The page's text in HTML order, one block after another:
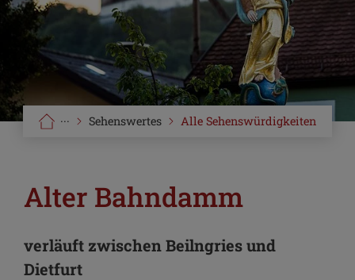
Alle Sehenswürdigkeiten
Sehenswertes
···
Alter Bahndamm
verläuft zwischen Beilngries und
Dietfurt